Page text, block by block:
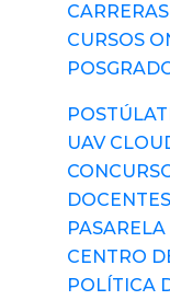
CARRERAS
CURSOS
UAV
DOCENTES
CENTRO
POLÍTICA